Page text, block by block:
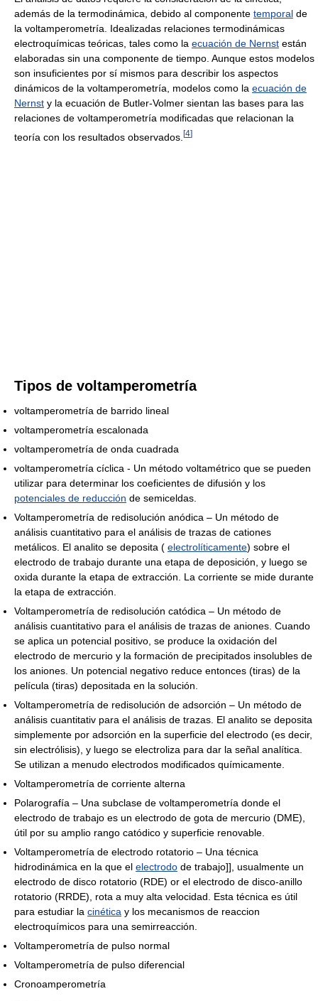
además de la termodinámica, debido al componente temporal de
la voltamperometría. Idealizadas relaciones termodinámicas
electroquímicas teóricas, tales como la ecuación de Nernst están
elaboradas sin una componente de tiempo. Aunque estos modelos
son insuficientes por sí mismos para describir los aspectos
dinámicos de la voltamperometría, modelos como la ecuación de
Nernst y la ecuación de Butler-Volmer sientan las bases para las
relaciones de voltamperometría modificadas que relacionan la
teoría con los resultados observados. [4]
Tipos de voltamperometría
voltamperometría de barrido lineal
voltamperometría escalonada
voltamperometría de onda cuadrada
voltamperometría cíclica - Un método voltamétrico que se pueden
utilizar para determinar los coeficientes de difusión y los
potenciales de reducción de semiceldas.
Voltamperometría de redisolución anódica – Un método de
análisis cuantitativo para el análisis de trazas de cationes
metálicos. El analito se deposita ( electrolíticamente) sobre el
electrodo de trabajo durante una etapa de deposición, y luego se
oxida durante la etapa de extracción. La corriente se mide durante
la etapa de extracción.
Voltamperometría de redisolución catódica – Un método de
análisis cuantitativo para el análisis de trazas de aniones. Cuando
se aplica un potencial positivo, se produce la oxidación del
electrodo de mercurio y la formación de precipitados insolubles de
los aniones. Un potencial negativo reduce entonces (tiras) de la
película (tiras) depositada en la solución.
Voltamperometría de redisolución de adsorción – Un método de
análisis cuantitativ para el análisis de trazas. El analito se deposita
simplemente por adsorción en la superficie del electrodo (es decir,
sin electrólisis), y luego se electroliza para dar la señal analítica.
Se utilizan a menudo electrodos modificados químicamente.
Voltamperometría de corriente alterna
Polarografía – Una subclase de voltamperometría donde el
electrodo de trabajo es un electrodo de gota de mercurio (DME),
útil por su amplio rango catódico y superficie renovable.
Voltamperometría de electrodo rotatorio – Una técnica
hidrodinámica en la que el electrodo de trabajo]], usualmente un
electrodo de disco rotatorio (RDE) or el electrodo de disco-anillo
rotatorio (RRDE), rota a muy alta velocidad. Esta técnica es útil
para estudiar la cinética y los mecanismos de reaccion
electroquímicos para una semirreacción.
Voltamperometría de pulso normal
Voltamperometría de pulso diferencial
Cronoamperometría